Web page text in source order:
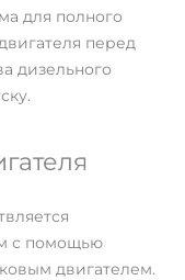
для полного
перед
дизельного
с помощью
двигателем.